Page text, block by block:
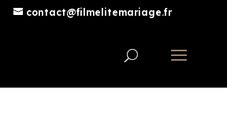
contact@filmelitemariage.fr